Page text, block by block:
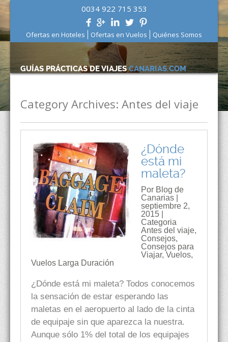
0034 922 715 353
Ofertas en Hoteles Ofertas en Vuelos Quiénes Somos
GUÍAS PRÁCTICAS DE VIAJESCANARIAS.COM
Category Archives: Antes del viaje
¿Dónde
está mi
maleta?
Por Blog de
Canarias |
septiembre 2,
2015 |
Categoria
Antes del viaje,
Consejos,
Consejos para
Viajar, Vuelos,
Vuelos Larga Duración
¿Dónde está mi maleta? Todos conocemos
la sensación de estar esperando las
maletas en el aeropuerto al lado de la cinta
de equipaje sin que aparezca la nuestra.
Aunque sólo 1% del total de los equipajes